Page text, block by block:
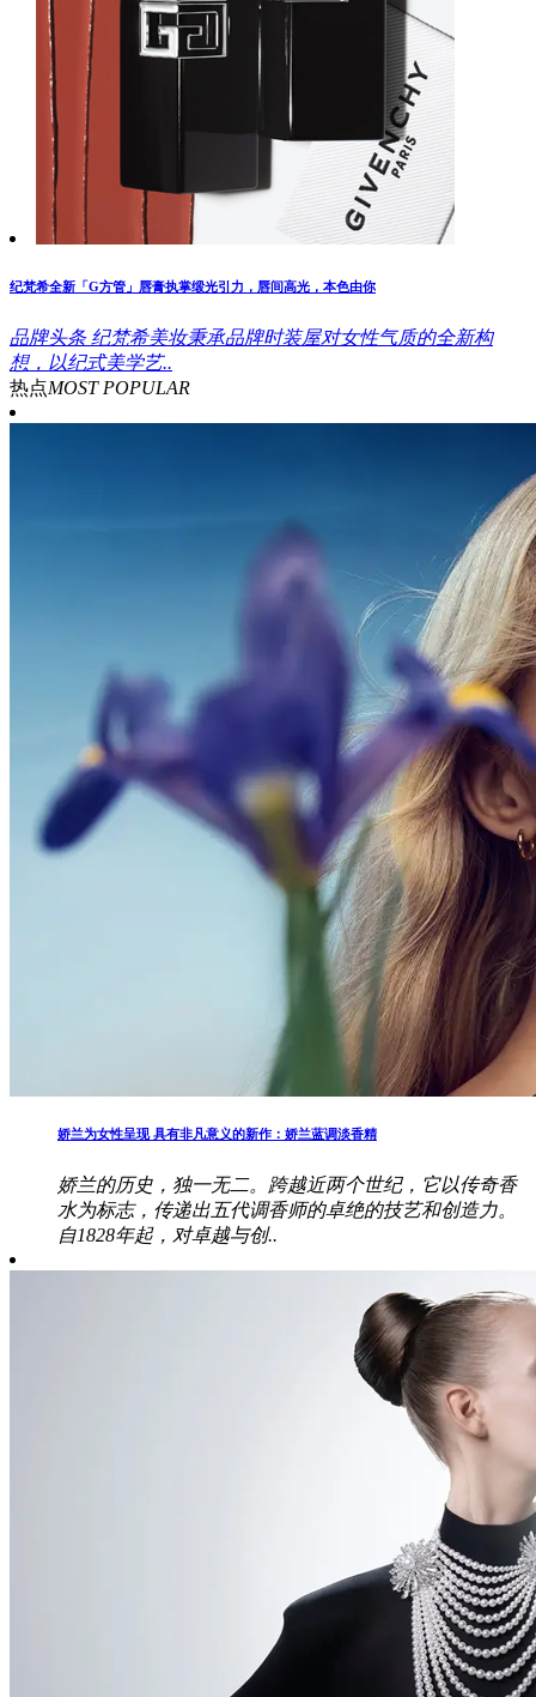
纪梵希全新「G方管」唇膏执掌缎光引力，唇间高光，本色由你
品牌头条 纪梵希美妆秉承品牌时装屋对女性气质的全新构
想，以纪式美学艺..
热点MOST POPULAR
娇兰为女性呈现 具有非凡意义的新作：娇兰蓝调淡香精
娇兰的历史，独一无二。跨越近两个世纪，它以传奇香
水为标志，传递出五代调香师的卓绝的技艺和创造力。
自1828年起，对卓越与创..